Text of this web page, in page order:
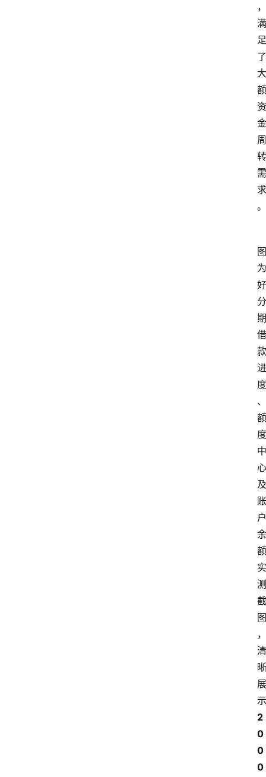
，
满
足
了
大
额
资
金
周
转
需
求
。
图
为
好
分
期
借
款
进
度
、
额
度
中
心
及
账
户
余
额
实
测
截
图
，
清
晰
展
示
2
0
0
0